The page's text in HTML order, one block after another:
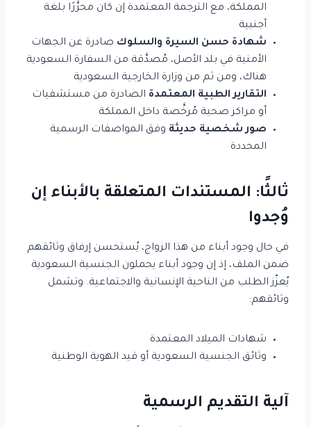
المملكة، مع الترجمة المعتمدة إن كان محرَّرًا بلغة
أجنبية
شهادة حسن السيرة والسلوك صادرة عن الجهات
الأمنية في بلد الأصل، مُصدَّقة من السفارة السعودية
هناك، ومن ثم من وزارة الخارجية السعودية
التقارير الطبية المعتمدة الصادرة من مستشفيات
أو مراكز صحية مُرخَّصة داخل المملكة
صور شخصية حديثة وفق المواصفات الرسمية
المحددة
ثالثًا: المستندات المتعلقة بالأبناء إن
وُجدوا
في حال وجود أبناء من هذا الزواج، يُستحسن إرفاق وثائقهم
ضمن الملف، إذ إن وجود أبناء يحملون الجنسية السعودية
يُعزّز الطلب من الناحية الإنسانية والاجتماعية. وتشمل
وثائقهم:
شهادات الميلاد المعتمدة
وثائق الجنسية السعودية أو قيد الهوية الوطنية
آلية التقديم الرسمية